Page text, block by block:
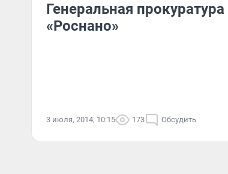
Генеральная
«Роснано»
3 июля, 2014, 10:15 173 Обсудить